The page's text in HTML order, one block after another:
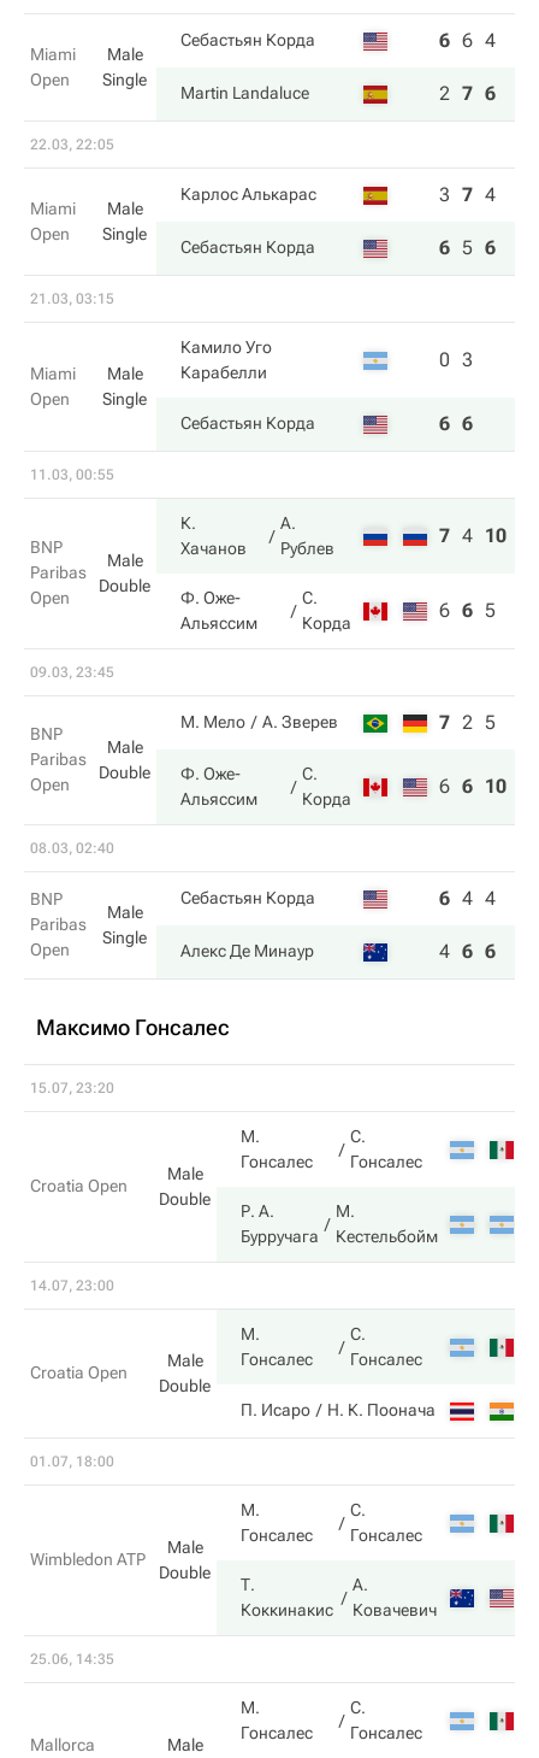
Miami
Open
Male
Single
Себастьян Корда 6 6 4
Martin Landaluce 2 7 6
22.03, 22:05
Miami
Open
Male
Single
Карлос Алькарас 3 7 4
Себастьян Корда 6 5 6
21.03, 03:15
Miami
Open
Male
Single
Камило Уго
Карабелли
0 3
Себастьян Корда 6 6
11.03, 00:55
BNP
Paribas
Open
Male
Double
К.
Хачанов
А.
Рублев
7 4 10
Ф. Оже-
Альяссим
С.
Корда
6 6 5
09.03, 23:45
BNP
Paribas
Open
Male
Double
М. Мело А. Зверев 7 2 5
Ф. Оже-
Альяссим
С.
Корда
6 6 10
08.03, 02:40
BNP
Paribas
Open
Male
Single
Себастьян Корда 6 4 4
Алекс Де Минаур 4 6 6
Максимо Гонсалес
15.07, 23:20
Croatia Open
Male
Double
М.
Гонсалес
С.
Гонсалес
Р. А.
Бурручага
М.
Кестельбойм
14.07, 23:00
Croatia Open
Male
Double
М.
Гонсалес
С.
Гонсалес
П. Исаро Н. К. Поонача
01.07, 18:00
Wimbledon ATP
Male
Double
М.
Гонсалес
С.
Гонсалес
Т.
Коккинакис
А.
Ковачевич
25.06, 14:35
Mallorca Male
М.
Гонсалес
С.
Гонсалес